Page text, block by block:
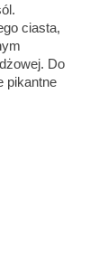
ciasta,
Do
pikantne